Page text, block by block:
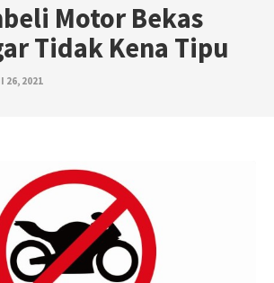
Motor Bekas
Tidak Kena Tipu
26, 2021